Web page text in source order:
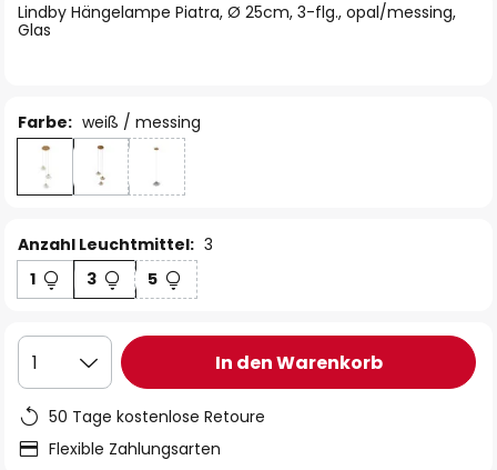
Lindby Hängelampe Piatra, Ø 25cm, 3-flg., opal/messing,
Glas
Farbe: weiß / messing
Anzahl Leuchtmittel: 3
1
3 5
1 In den Warenkorb
50 Tage kostenlose Retoure
Flexible Zahlungsarten